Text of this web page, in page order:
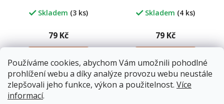
Používáme cookies, abychom Vám umožnili pohodlné
prohlížení webu a díky analýze provozu webu neustále
zlepšovali jeho funkce, výkon a použitelnost. Více
informací.
Skladem (3 ks)
79 Kč
Do košíku
Skladem (4 ks)
79 Kč
Do košíku
Novinka Tip